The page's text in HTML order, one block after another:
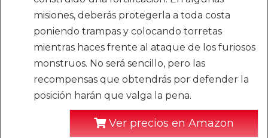
misiones, deberás protegerla a toda costa
poniendo trampas y colocando torretas
mientras haces frente al ataque de los furiosos
monstruos. No será sencillo, pero las
recompensas que obtendrás por defender la
posición harán que valga la pena.
Ver precios en Amazon